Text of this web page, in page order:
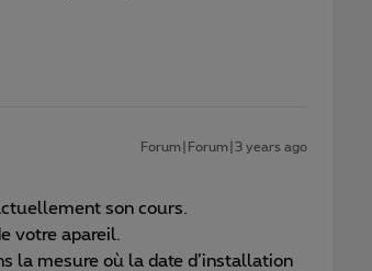
Forum|Forum|3 years ago
son cours.
votre apareil.
la mesure où la date d’installation